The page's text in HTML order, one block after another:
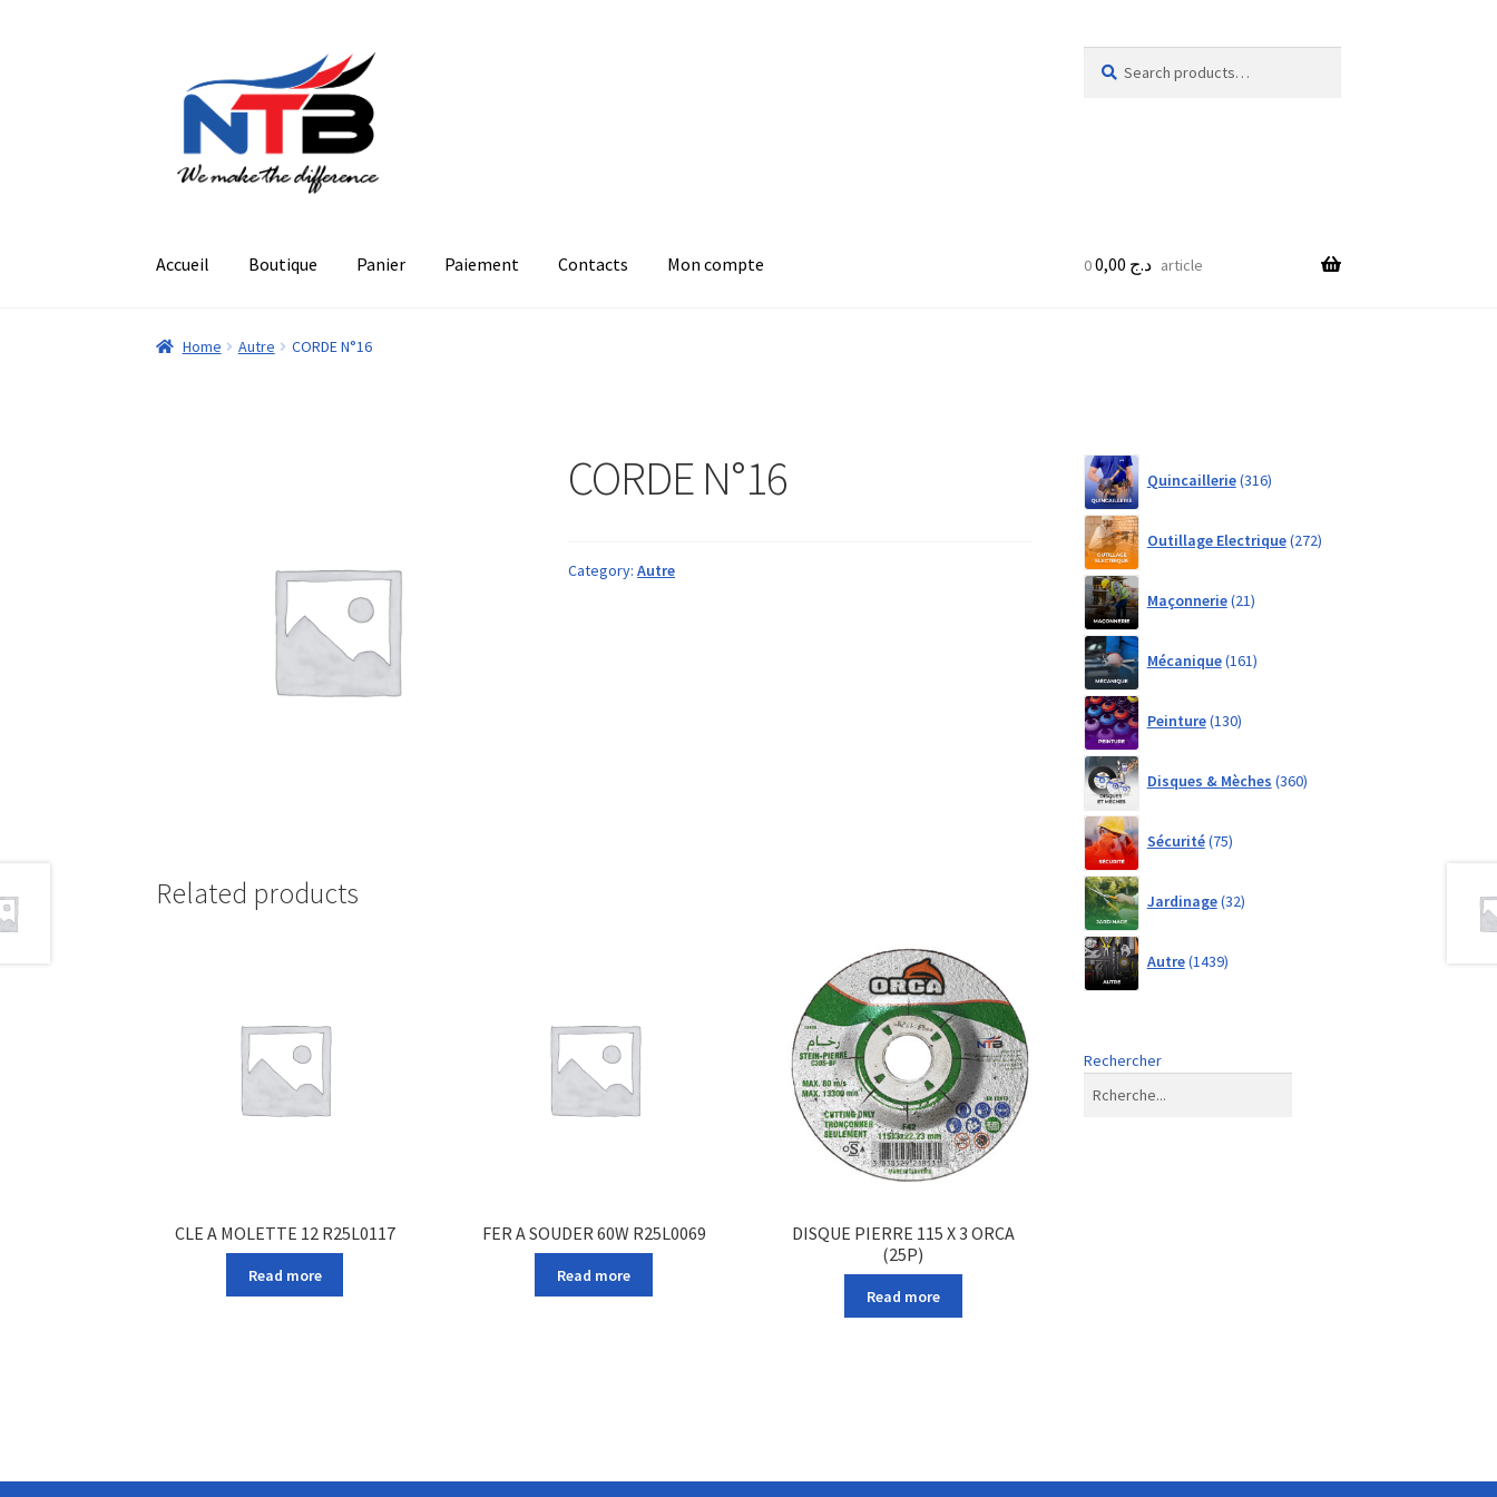
navigation
contenu
for:
Accueil Boutique Panier Paiement Contacts Mon compte د.ج 0 article
Home Autre CORDE N°16
CORDE N°16
Category:Autre
Related products
CLE A MOLETTE 12 R25L0117
Read more
FER A SOUDER 60W R25L0069
Read more
DISQUE PIERRE 115 X 3 ORCA
(25P)
Read more
Quincaillerie 316products
Outillage Electrique 272products
Maçonnerie 21products
Mécanique 161products
Peinture 130products
Disques & Mèches 360products
Sécurité 75products
Jardinage 32products
Autre 1439products
Rechercher